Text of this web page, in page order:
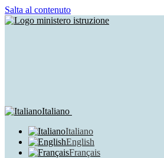
Salta al contenuto
Italiano
Italiano
English
Français